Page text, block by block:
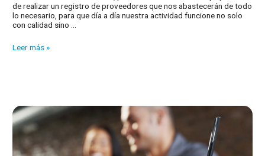
de realizar un registro de proveedores que nos abastecerán de todo
lo necesario, para que día a día nuestra actividad funcione no solo
con calidad sino …
Selección
Leer más »